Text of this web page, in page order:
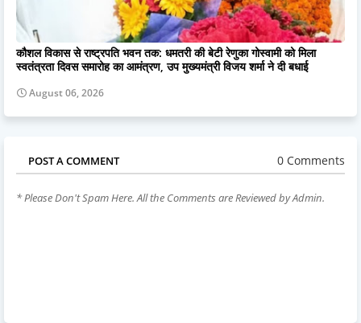
कौशल विकास से राष्ट्रपति भवन तक: धमतरी की बेटी रेणुका गोस्वामी को मिला
स्वतंत्रता दिवस समारोह का आमंत्रण, उप मुख्यमंत्री विजय शर्मा ने दी बधाई
August 06, 2026
POST A COMMENT 0 Comments
* Please Don't Spam Here. All the Comments are Reviewed by Admin.